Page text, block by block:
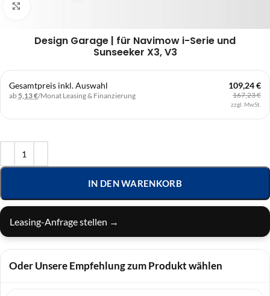
Design Garage | für Navimow i-Serie und
Sunseeker X3, V3
Gesamtpreis inkl. Auswahl
ab 5,13 €/Monat Leasing & Finanzierung
109,24 €
167,23 €
zzgl. MwSt.
IN DEN WARENKORB
Leasing-Anfrage stellen →
Oder Unsere Empfehlung zum Produkt wählen